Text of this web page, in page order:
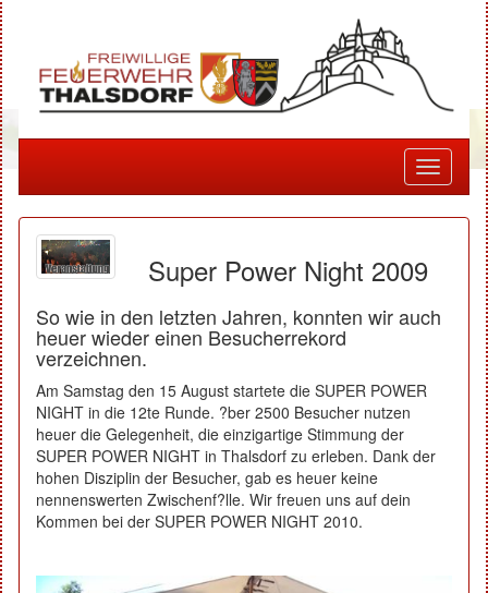
Toggle
Super Power Night 2009
So wie in den letzten Jahren, konnten wir auch
heuer wieder einen Besucherrekord
verzeichnen.
Am Samstag den 15 August startete die SUPER POWER
NIGHT in die 12te Runde. ?ber 2500 Besucher nutzen
heuer die Gelegenheit, die einzigartige Stimmung der
SUPER POWER NIGHT in Thalsdorf zu erleben. Dank der
hohen Disziplin der Besucher, gab es heuer keine
nennenswerten Zwischenf?lle. Wir freuen uns auf dein
Kommen bei der SUPER POWER NIGHT 2010.